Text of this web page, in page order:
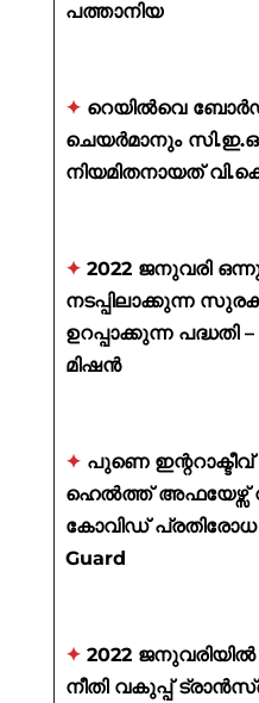
പത്താനിയ
✦ റെയിൽവെ
ചെയർമാനും
നിയമിതനായത്
✦ 2022 ജനുവരി
നടപ്പിലാക്കുന്ന
ഉറപ്പാക്കുന്ന
മിഷൻ
✦ പുണെ
ഹെൽത്ത് അഫയേഴ്സ്
കോവിഡ് പ്രതിരോധ
Guard
✦ 2022
നീതി വകുപ്പ്